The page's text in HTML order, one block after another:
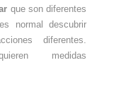
que son diferentes
normal descubrir
diferentes.
medidas